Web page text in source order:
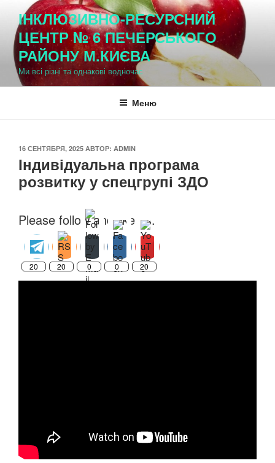
Перейти
содержимому
ІНКЛЮЗИВНО-РЕСУРСНИЙ
ЦЕНТР № 6 ПЕЧЕРСЬКОГО
РАЙОНУ М.КИЄВА
Ми всі різні та однакові водночас
Меню
ОПУБЛИКОВАНО
16 СЕНТЯБРЯ, 2025 АВТОР: ADMIN
Індивідуальна програма
розвитку у спецгрупі ЗДО
Please follow and like us:
20 20 0 0 20